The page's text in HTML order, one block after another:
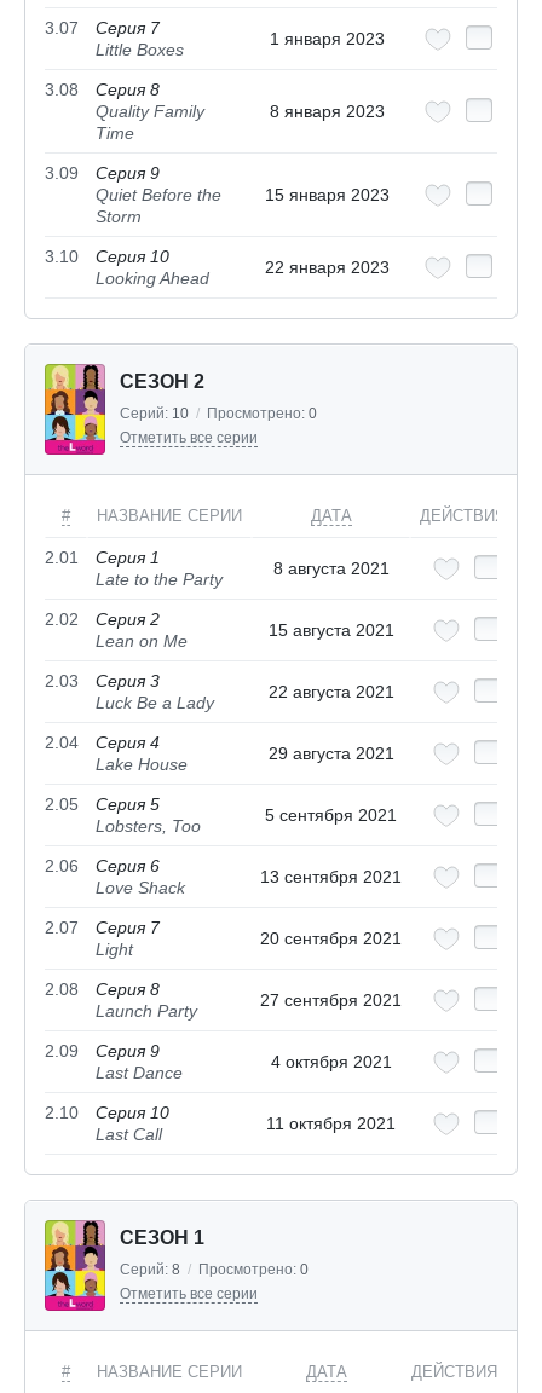
3.07
Серия 7
Little Boxes
1 января 2023
3.08
Серия 8
Quality Family
Time
8 января 2023
3.09
Серия 9
Quiet Before the
Storm
15 января 2023
3.10
Серия 10
Looking Ahead
22 января 2023
СЕЗОН 2
Серий: 10 / Просмотрено: 0
Отметить все серии
# НАЗВАНИЕ СЕРИИ ДАТА ДЕЙСТВИЯ
2.01
Серия 1
Late to the Party
8 августа 2021
2.02
Серия 2
Lean on Me
15 августа 2021
2.03
Серия 3
Luck Be a Lady
22 августа 2021
2.04
Серия 4
Lake House
29 августа 2021
2.05
Серия 5
Lobsters, Too
5 сентября 2021
2.06
Серия 6
Love Shack
13 сентября 2021
2.07
Серия 7
Light
20 сентября 2021
2.08
Серия 8
Launch Party
27 сентября 2021
2.09
Серия 9
Last Dance
4 октября 2021
2.10
Серия 10
Last Call
11 октября 2021
СЕЗОН 1
Серий: 8 / Просмотрено: 0
Отметить все серии
# НАЗВАНИЕ СЕРИИ ДАТА ДЕЙСТВИЯ